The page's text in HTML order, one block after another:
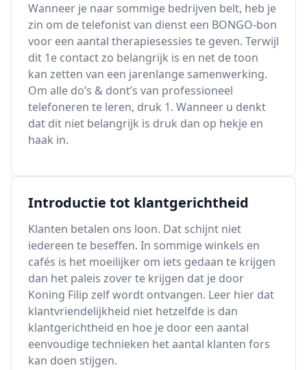
Wanneer je naar sommige bedrijven belt, heb je
zin om de telefonist van dienst een BONGO-bon
voor een aantal therapiesessies te geven. Terwijl
dit 1e contact zo belangrijk is en net de toon
kan zetten van een jarenlange samenwerking.
Om alle do’s & dont’s van professioneel
telefoneren te leren, druk 1. Wanneer u denkt
dat dit niet belangrijk is druk dan op hekje en
haak in.
Introductie tot klantgerichtheid
Klanten betalen ons loon. Dat schijnt niet
iedereen te beseffen. In sommige winkels en
cafés is het moeilijker om iets gedaan te krijgen
dan het paleis zover te krijgen dat je door
Koning Filip zelf wordt ontvangen. Leer hier dat
klantvriendelijkheid niet hetzelfde is dan
klantgerichtheid en hoe je door een aantal
eenvoudige technieken het aantal klanten fors
kan doen stijgen.